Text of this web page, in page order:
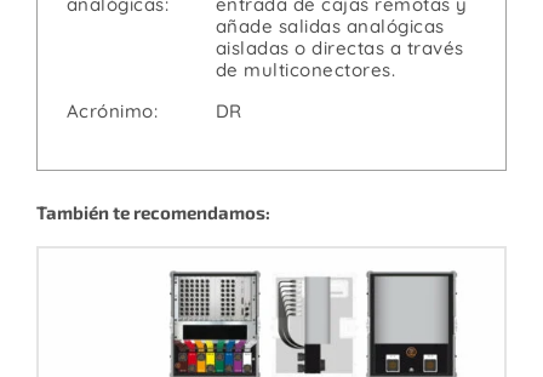
añade salidas analógicas
aisladas o directas a través
de multiconectores.
Acrónimo:
DR
También te recomendamos: